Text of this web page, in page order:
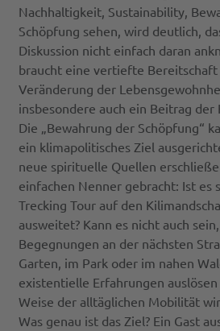
Nachhaltigkeit, Sustainability,
Schöpfung sehen, wird deutlich,
Diskussion nicht einfach daran
braucht eine vertiefte
Veränderung der
insbesondere auch ein Beitrag
Die „Bewahrung der Schöpfung“
ein klimapolitisches Ziel
neue spirituelle Quellen
einfachen Nenner gebracht: Ist es
Trecking Tour auf den
ausweitet? Kann es nicht auch
Begegnungen an der nächsten
Garten, im Park oder im nahen
existentielle Erfahrungen
Weise der alltäglichen Mobilität
Was genau ist das Ziel? Ein Gast